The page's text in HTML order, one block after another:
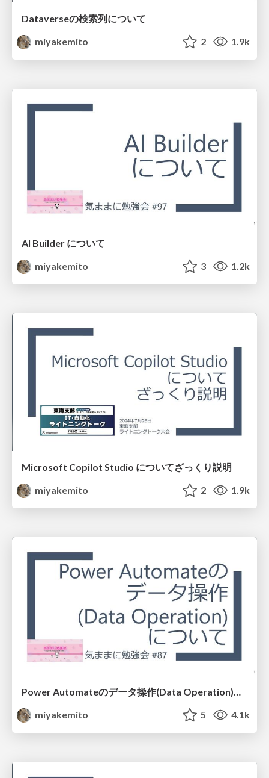
Dataverseの検索列について
miyakemito
2 1.9k
AI Builder について
miyakemito
3 1.2k
Microsoft Copilot Studio についてざっくり説明
miyakemito
2 1.9k
miyakemito
5 4.1k